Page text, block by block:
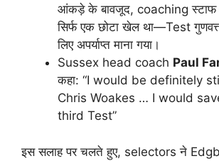
आंकड़े के बावजूद, coaching स्टाफ
सिर्फ एक छोटा खेल था—Test
लिए अपर्याप्त माना गया।
Sussex head coach Paul
कहा: “I would be definitely
Chris Woakes … I would
third Test”
इस सलाह पर चलते हुए, selectors ने